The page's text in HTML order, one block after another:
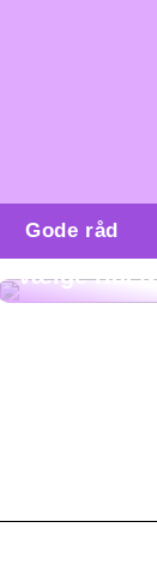
Gode råd
vælge